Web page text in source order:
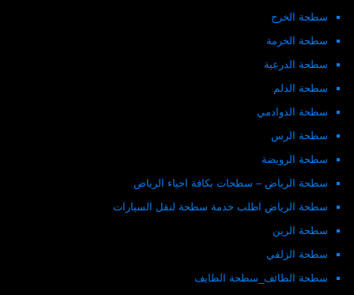
سطحة الخرج
سطحة الخرمة
سطحة الدرعية
سطحة الدلم
سطحة الدوادمي
سطحة الرس
سطحة الرويضة
سطحة الرياض – سطحات بكافة احياء الرياض
سطحة الرياض اطلب خدمة سطحة لنقل السيارات
سطحة الرين
سطحة الزلفي
سطحة الطائف_سطحة الطايف